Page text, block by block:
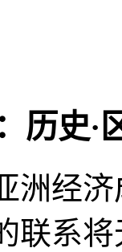
历史·
洲经
联系